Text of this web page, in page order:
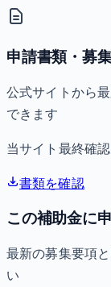
申請書類・募
公式サイトから
できます
当サイト最終確
書類を確認
この補助金に
最新の募集要項
い